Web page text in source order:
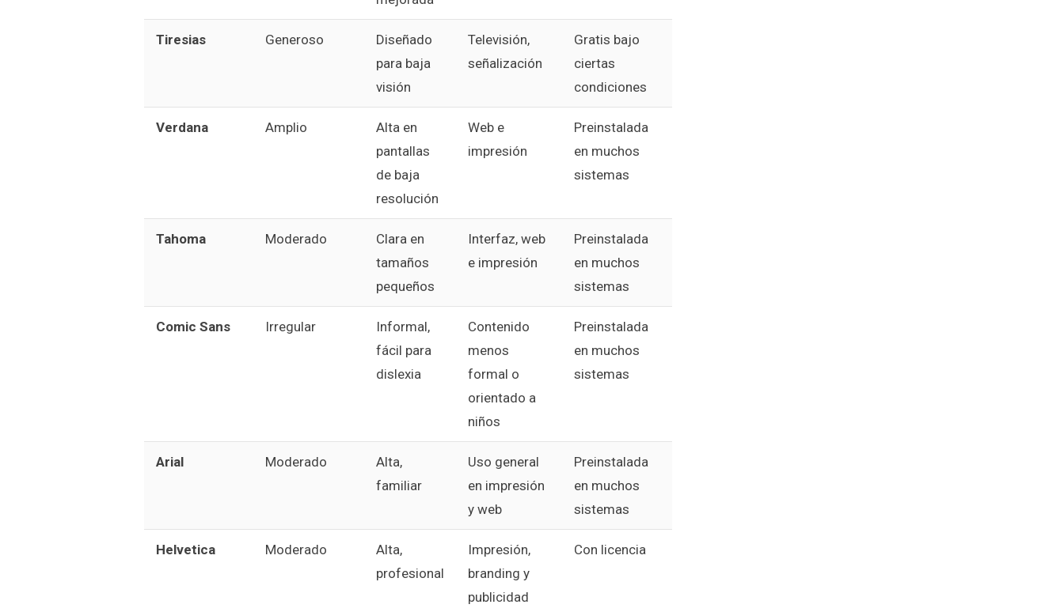
Tiresias Generoso
Diseñado
para baja
visión
Televisión,
señalización
Gratis bajo
ciertas
condiciones
Verdana Amplio
Alta en
pantallas
de baja
resolución
Web e
impresión
Preinstalada
en muchos
sistemas
Tahoma Moderado
Clara en
tamaños
pequeños
Interfaz, web
e impresión
Preinstalada
en muchos
sistemas
Comic Sans Irregular
Informal,
fácil para
dislexia
Contenido
menos
formal o
orientado a
niños
Preinstalada
en muchos
sistemas
Arial Moderado
Alta,
familiar
Uso general
en impresión
y web
Preinstalada
en muchos
sistemas
Helvetica Moderado
Alta,
profesional
Impresión,
branding y
publicidad
Con licencia